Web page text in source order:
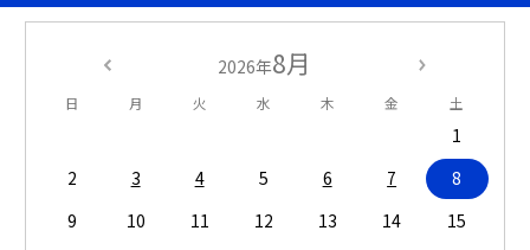
2026年8月
日 月 火 水 木 金 土
1
2
3 4 5 6 7
8
9
10 11 12 13 14
15